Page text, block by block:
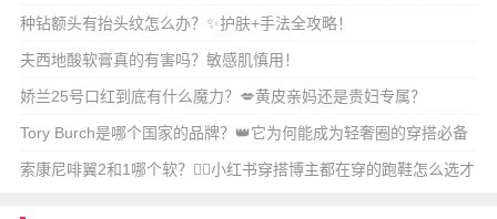
析！🎨
种钻额头有抬头纹怎么办？✨护肤+手法全攻略！
夫西地酸软膏真的有害吗？敏感肌慎用！
娇兰25号口红到底有什么魔力？💋黄皮亲妈还是贵妇专属？
Tory Burch是哪个国家的品牌？👑它为何能成为轻奢圈的穿搭必备
单品？
索康尼啡翼2和1哪个软？🏃‍♀️小红书穿搭博主都在穿的跑鞋怎么选才